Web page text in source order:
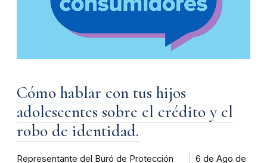
Cómo hablar con tus hijos
adolescentes sobre el crédito y el
robo de identidad.
Representante del Buró de Protección
6 de Ago de